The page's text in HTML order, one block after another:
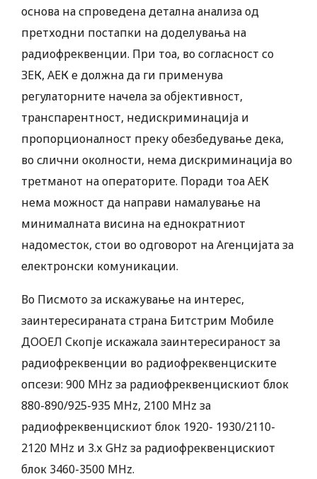
основа на спроведена детална анализа од
претходни постапки на доделувања на
радиофреквенции. При тоа, во согласност со
ЗЕК, АЕК е должна да ги применува
регулаторните начела за објективност,
транспарентност, недискриминација и
пропорционалност преку обезбедување дека,
во слични околности, нема дискриминација во
третманот на операторите. Поради тоа АЕК
нема можност да направи намалување на
минималната висина на еднократниот
надоместок, стои во одговорот на Агенцијата за
електронски комуникации.
Во Писмото за искажување на интерес,
заинтересираната страна Битстрим Мобиле
ДООЕЛ Скопје искажала заинтересираност за
радиофреквенции во радиофреквенциските
опсези: 900 MHz за радиофреквенцискиот блок
880-890/925-935 MHz, 2100 MHz за
радиофреквенцискиот блок 1920- 1930/2110-
2120 MHz и 3.х GHz за радиофреквенцискиот
блок 3460-3500 MHz.